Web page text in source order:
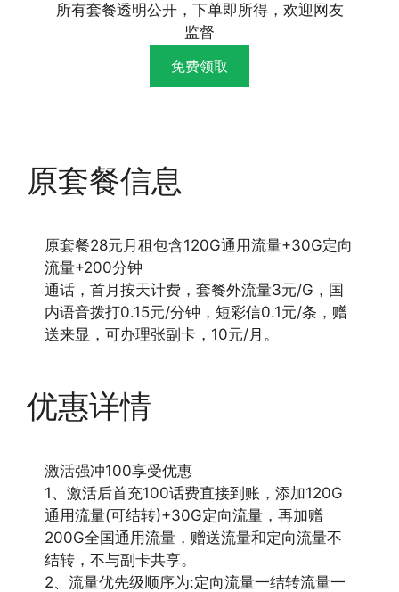
所有套餐透明公开，下单即所得，欢迎网友
监督
免费领取
原套餐信息
原套餐28元月租包含120G通用流量+30G定向
流量+200分钟
通话，首月按天计费，套餐外流量3元/G，国
内语音拨打0.15元/分钟，短彩信0.1元/条，赠
送来显，可办理张副卡，10元/月。
优惠详情
激活强冲100享受优惠
1、激活后首充100话费直接到账，添加120G
通用流量(可结转)+30G定向流量，再加赠
200G全国通用流量，赠送流量和定向流量不
结转，不与副卡共享。
2、流量优先级顺序为:定向流量一结转流量一